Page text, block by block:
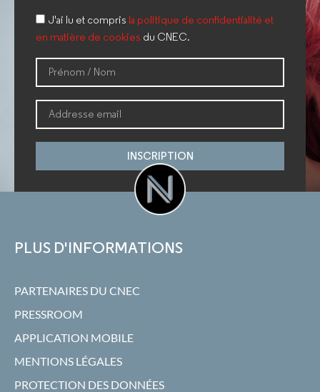
J'ai lu et compris la politique de confidentialité et
en matière de cookies du CNEC.
INSCRIPTION
PLUS D'INFORMATIONS
PARTENAIRES DU CNEC
PRESSROOM
APPLICATION MOBILE
MENTIONS LÉGALES
PROTECTION DES DONNÉES